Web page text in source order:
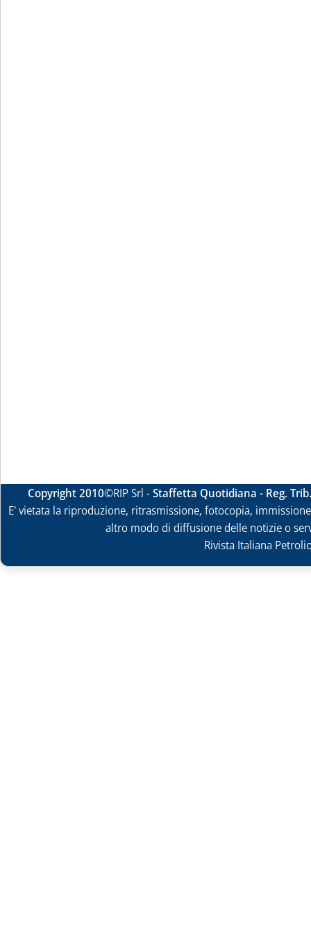
Copyright 2010©RIP Srl -Staffetta Quotidiana - Reg.
E' vietata la riproduzione, ritrasmissione, fotocopia,
altro modo di diffusione delle notizie o
Rivista Italiana